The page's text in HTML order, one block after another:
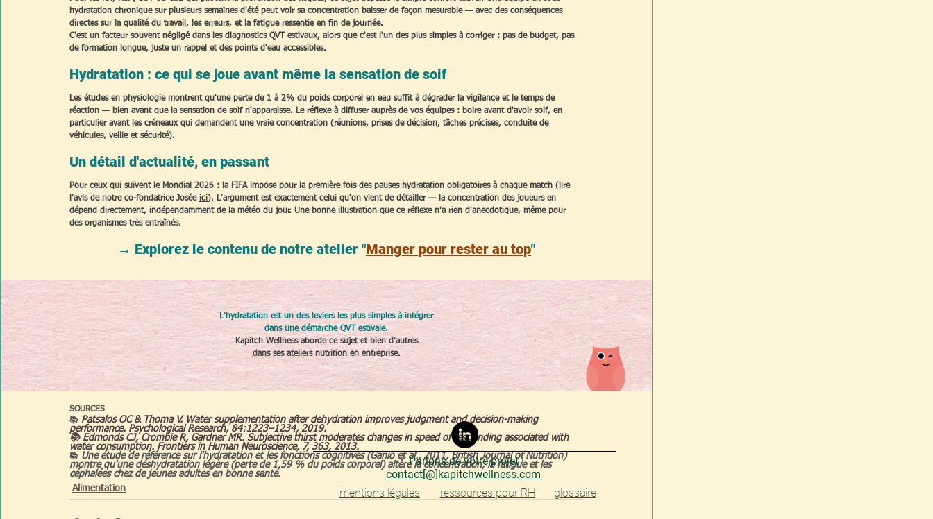
hydratation chronique sur plusieurs semaines d'été peut voir sa concentration baisser de façon mesurable — avec des conséquences
directes sur la qualité du travail, les erreurs, et la fatigue ressentie en fin de journée.
C'est un facteur souvent négligé dans les diagnostics QVT estivaux, alors que c'est l'un des plus simples à corriger : pas de budget, pas
de formation longue, juste un rappel et des points d'eau accessibles.
Hydratation : ce qui se joue avant même la sensation de soif
Les études en physiologie montrent qu'une perte de 1 à 2% du poids corporel en eau suffit à dégrader la vigilance et le temps de
réaction — bien avant que la sensation de soif n'apparaisse. Le réflexe à diffuser auprès de vos équipes : boire avant d'avoir soif, en
particulier avant les créneaux qui demandent une vraie concentration (réunions, prises de décision, tâches précises, conduite de
véhicules, veille et sécurité).
Un détail d'actualité, en passant
Pour ceux qui suivent le Mondial 2026 : la FIFA impose pour la première fois des pauses hydratation obligatoires à chaque match (lire
l'avis de notre co-fondatrice Josée ici). L'argument est exactement celui qu'on vient de détailler — la concentration des joueurs en
dépend directement, indépendamment de la météo du jour. Une bonne illustration que ce réflexe n'a rien d'anecdotique, même pour
des organismes très entraînés.
→ Explorez le contenu de notre atelier "Manger pour rester au top"
L'hydratation est un des leviers les plus simples à intégrer
dans une démarche QVT estivale.
Kapitch Wellness aborde ce sujet et bien d'autres
dans ses ateliers nutrition en entreprise.
SOURCES
📚 Patsalos OC & Thoma V. Water supplementation after dehydration improves judgment and decision-making
performance. Psychological Research, 84:1223–1234, 2019.
📚 Edmonds CJ, Crombie R, Gardner MR. Subjective thirst moderates changes in speed of responding associated with
water consumption. Frontiers in Human Neuroscience, 7, 363, 2013.
📚 Une étude de référence sur l'hydratation et les fonctions cognitives (Ganio et al., 2011, British Journal of Nutrition)
montre qu'une déshydratation légère (perte de 1,59 % du poids corporel) altère la concentration, la fatigue et les
céphalées chez de jeunes adultes en bonne santé.
Alimentation
Parlons de votre projet !
contact[@]kapitchwellness.com
mentions légales
glossaire
ressources pour RH